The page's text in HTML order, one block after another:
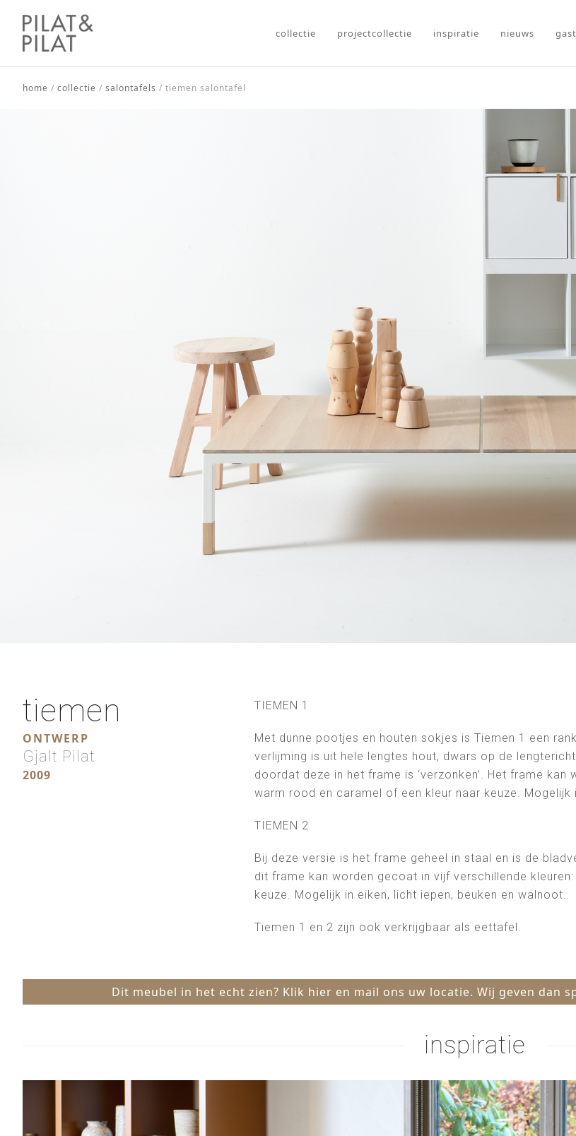
collectie projectcollectie inspiratie nieuws
home / collectie / salontafels / tiemen salontafel
tiemen
ONTWERP
Gjalt Pilat
2009
TIEMEN 1
Met dunne pootjes en houten sokjes is Tiemen 1 een
verlijming is uit hele lengtes hout, dwars op de
doordat deze in het frame is ‘verzonken’. Het frame
warm rood en caramel of een kleur naar keuze. Mogelijk
TIEMEN 2
Bij deze versie is het frame geheel in staal en is de
dit frame kan worden gecoat in vijf verschillende
keuze. Mogelijk in eiken, licht iepen, beuken en walnoot.
Tiemen 1 en 2 zijn ook verkrijgbaar als eettafel.
Dit meubel in het echt zien? Klik hier en mail ons uw locatie. Wij geven dan
inspiratie